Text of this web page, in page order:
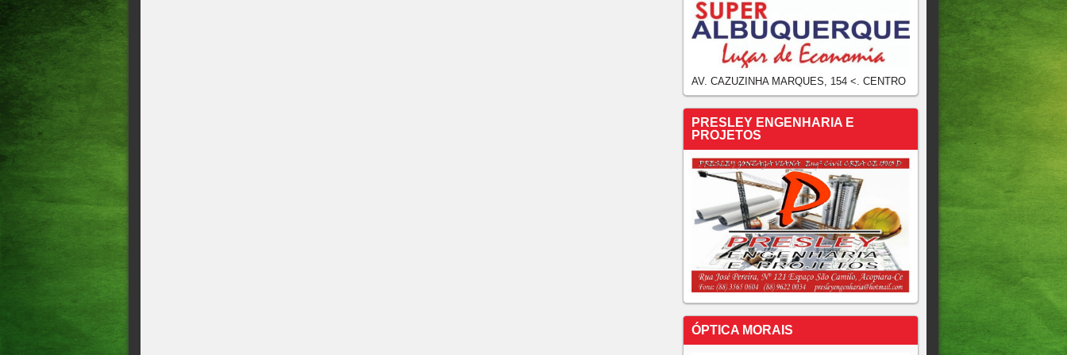
AV. CAZUZINHA MARQUES, 154 <. CENTRO
PRESLEY ENGENHARIA E
PROJETOS
ÓPTICA MORAIS